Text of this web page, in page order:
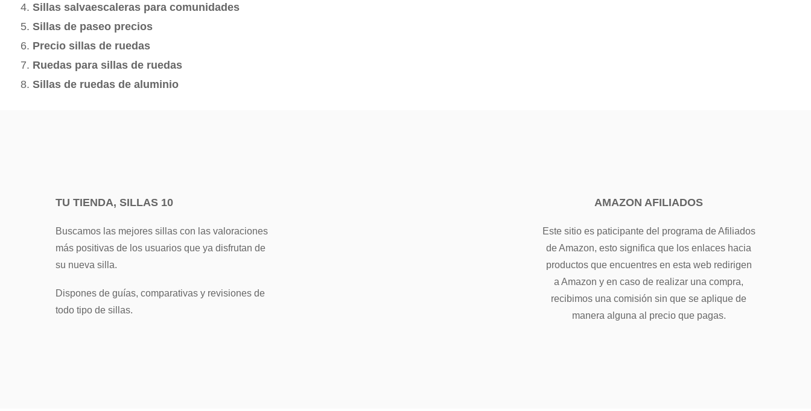
Sillas salvaescaleras para comunidades
Sillas de paseo precios
Precio sillas de ruedas
Ruedas para sillas de ruedas
Sillas de ruedas de aluminio
TU TIENDA, SILLAS 10
Buscamos las mejores sillas con las valoraciones
más positivas de los usuarios que ya disfrutan de
su nueva silla.
Dispones de guías, comparativas y revisiones de
todo tipo de sillas.
AMAZON AFILIADOS
Este sitio es paticipante del programa de Afiliados
de Amazon, esto significa que los enlaces hacia
productos que encuentres en esta web redirigen
a Amazon y en caso de realizar una compra,
recibimos una comisión sin que se aplique de
manera alguna al precio que pagas.